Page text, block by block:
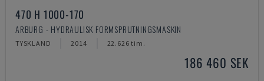
470 H 1000-170
ARBURG - HYDRAULISK FORMSPRUTNINGSMASKIN
TYSKLAND 2014 22.626 tim.
186 460 SEK